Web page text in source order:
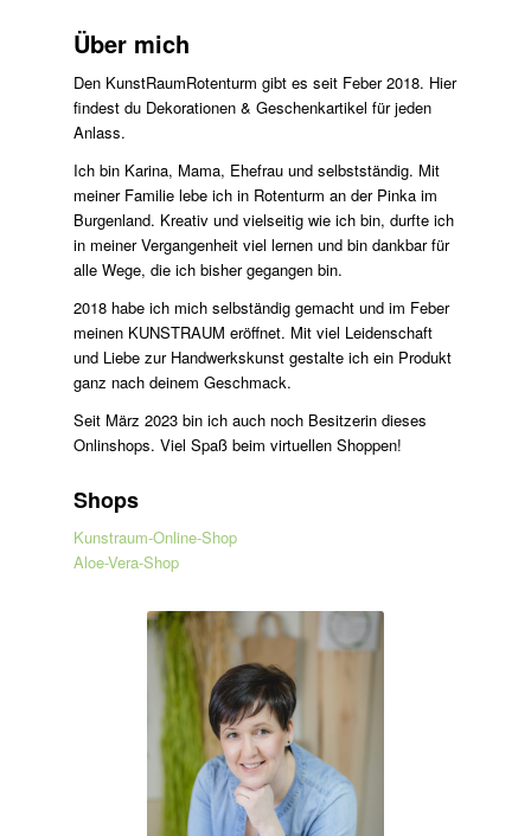
Über mich
Den KunstRaumRotenturm gibt es seit Feber 2018. Hier
findest du Dekorationen & Geschenkartikel für jeden
Anlass.
Ich bin Karina, Mama, Ehefrau und selbstständig. Mit
meiner Familie lebe ich in Rotenturm an der Pinka im
Burgenland. Kreativ und vielseitig wie ich bin, durfte ich
in meiner Vergangenheit viel lernen und bin dankbar für
alle Wege, die ich bisher gegangen bin.
2018 habe ich mich selbständig gemacht und im Feber
meinen KUNSTRAUM eröffnet. Mit viel Leidenschaft
und Liebe zur Handwerkskunst gestalte ich ein Produkt
ganz nach deinem Geschmack.
Seit März 2023 bin ich auch noch Besitzerin dieses
Onlinshops. Viel Spaß beim virtuellen Shoppen!
Shops
Kunstraum-Online-Shop
Aloe-Vera-Shop